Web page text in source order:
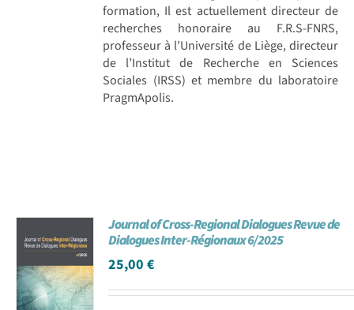
formation, Il est actuellement directeur de
recherches honoraire au F.R.S-FNRS,
professeur à l’Université de Liège, directeur
de l’Institut de Recherche en Sciences
Sociales (IRSS) et membre du laboratoire
PragmApolis.
Journal of Cross-Regional Dialogues Revue de
Dialogues Inter-Régionaux 6/2025
25,00 €